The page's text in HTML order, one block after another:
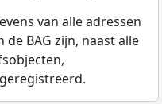
van alle adressen
BAG zijn, naast alle